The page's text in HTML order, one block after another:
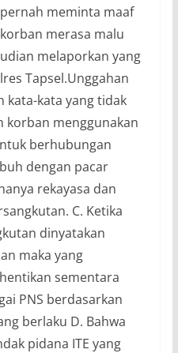
meminta maaf
merasa malu
melaporkan yang
Tapsel.Unggahan
kata yang tidak
menggunakan
berhubungan
dengan pacar
rekayasa dan
C. Ketika
dinyatakan
maka yang
sementara
PNS berdasarkan
berlaku D. Bahwa
pidana ITE yang